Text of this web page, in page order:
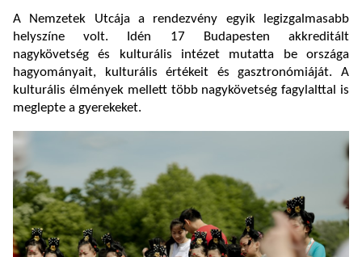
A Nemzetek Utcája a rendezvény egyik legizgalmasabb
helyszíne volt. Idén 17 Budapesten akkreditált
nagykövetség és kulturális intézet mutatta be országa
hagyományait, kulturális értékeit és gasztronómiáját. A
kulturális élmények mellett több nagykövetség fagylalttal is
meglepte a gyerekeket.